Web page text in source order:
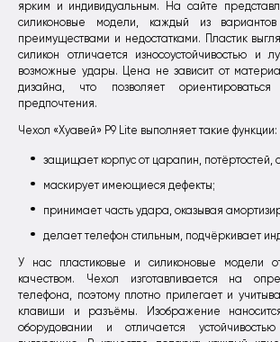
ярким и индивидуальным. На сайте
силиконовые модели, каждый из
преимуществами и недостатками. Пластик
силикон отличается износоустойчивостью и
возможные удары. Цена не зависит от
дизайна, что позволяет
предпочтения.
Чехол «Хуавей» P9 Lite выполняет такие функции:
защищает корпус от царапин, потёртостей,
маскирует имеющиеся дефекты;
принимает часть удара, оказывая
делает телефон стильным, подчёркивает
У нас пластиковые и силиконовые модели
качеством. Чехол изготавливается на
телефона, поэтому плотно прилегает и
клавиши и разъёмы. Изображение
оборудовании и отличается